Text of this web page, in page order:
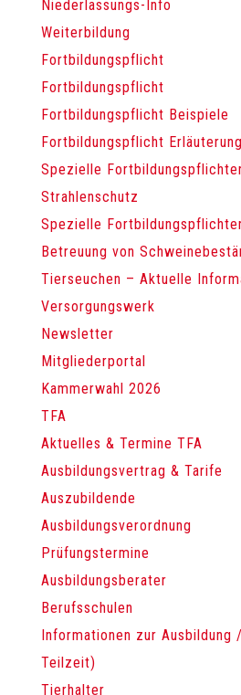
Niederlassungs-Info
Weiterbildung
Fortbildungspflicht
Fortbildungspflicht
Fortbildungspflicht Beispiele
Fortbildungspflicht
Spezielle
Strahlenschutz
Spezielle
Betreuung von
Tierseuchen – Aktuelle
Versorgungswerk
Newsletter
Mitgliederportal
Kammerwahl 2026
TFA
Aktuelles & Termine TFA
Ausbildungsvertrag & Tarife
Auszubildende
Ausbildungsverordnung
Prüfungstermine
Ausbildungsberater
Berufsschulen
Informationen zur Ausbildung
Teilzeit)
Tierhalter